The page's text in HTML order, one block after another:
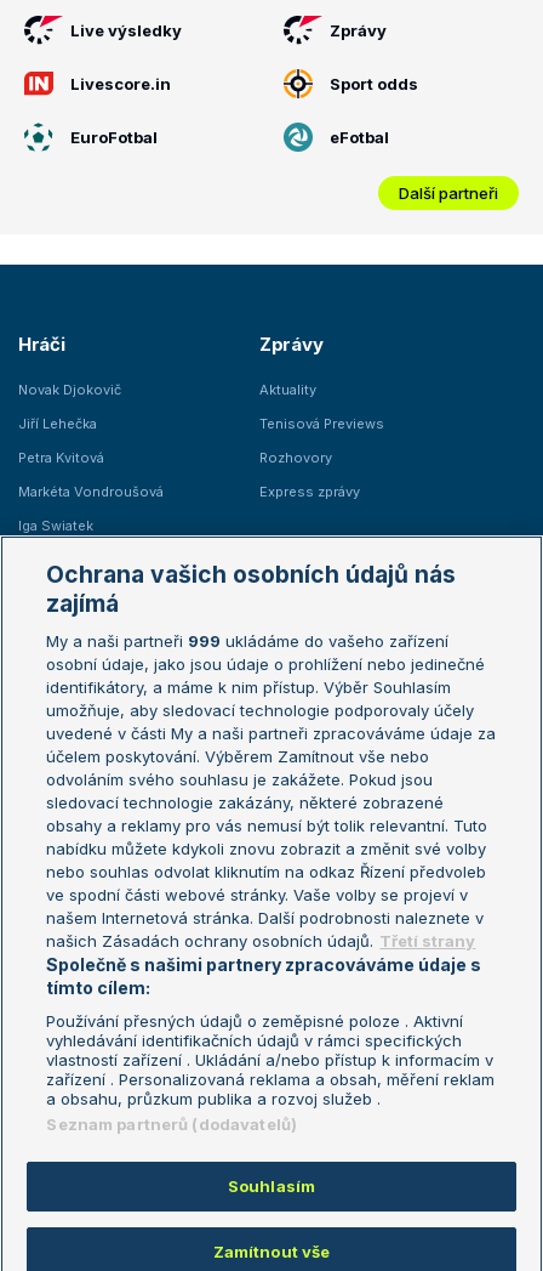
Live výsledky Zprávy
Livescore.in Sport odds
EuroFotbal eFotbal
Další partneři
Hráči
Novak Djokovič
Jiří Lehečka
Petra Kvitová
Markéta Vondroušová
Iga Swiatek
Zprávy
Aktuality
Tenisová Previews
Rozhovory
Express zprávy
Žebříčky
Žebříček ATP (muži)
Žebříček WTA (ženy)
Sázkařský žebříček
Australian Open
French Open
Wimbledon
US Open
Turnaj mistrů
Turnaj mistryň
Aktualní trendy
Fotbalové přestupy
Livesport Daily
LS Prague Open
Podmínky užití
Nastavení soukromí
GDPR a žurnalistika
Reklama
Kontakt
Informace o zpracování osobních
údajů
Copyright © 2008-2026 TenisPortal.cz. Využíváme zpravodajství ČTK.
Ochrana vašich osobních údajů nás
zajímá
My a naši partneři 999 ukládáme do vašeho zařízení
osobní údaje, jako jsou údaje o prohlížení nebo jedinečné
identifikátory, a máme k nim přístup. Výběr Souhlasím
umožňuje, aby sledovací technologie podporovaly účely
uvedené v části My a naši partneři zpracováváme údaje za
účelem poskytování. Výběrem Zamítnout vše nebo
odvoláním svého souhlasu je zakážete. Pokud jsou
sledovací technologie zakázány, některé zobrazené
obsahy a reklamy pro vás nemusí být tolik relevantní. Tuto
nabídku můžete kdykoli znovu zobrazit a změnit své volby
nebo souhlas odvolat kliknutím na odkaz Řízení předvoleb
ve spodní části webové stránky. Vaše volby se projeví v
našem Internetová stránka. Další podrobnosti naleznete v
našich Zásadách ochrany osobních údajů. Třetí strany
Společně s našimi partnery zpracováváme údaje s
tímto cílem:
Používání přesných údajů o zeměpisné poloze . Aktivní
vyhledávání identifikačních údajů v rámci specifických
vlastností zařízení . Ukládání a/nebo přístup k informacím v
zařízení . Personalizovaná reklama a obsah, měření reklam
a obsahu, průzkum publika a rozvoj služeb .
Seznam partnerů (dodavatelů)
Souhlasím
Zamítnout vše